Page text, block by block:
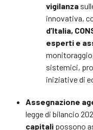
vigilanza
innovativa,
d’Italia,
esperti e
sistemici,
iniziative di
Assegnazione
legge di bilancio
capitali possono